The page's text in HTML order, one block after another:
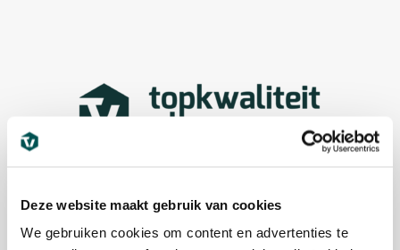
Deze website maakt gebruik van cookies
We gebruiken cookies om content en advertenties te